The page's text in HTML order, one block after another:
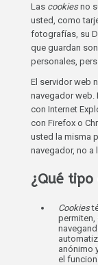
Las cookiesno
usted, como
fotografías, su
que guardan
personales,
El servidor web
navegador web.
con Internet
con Firefox o
usted la misma
navegador, no a
¿Qué tipo
Cookies
permiten,
anónimo
el